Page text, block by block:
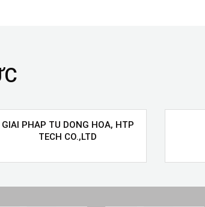
GIAI PHAP TU DONG HOA, HTP
TECH CO.,LTD